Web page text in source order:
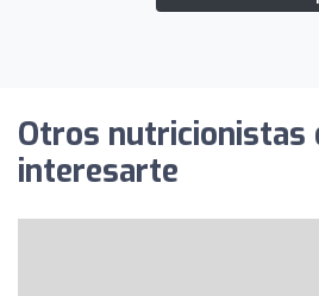
Otros nutricionistas
interesarte